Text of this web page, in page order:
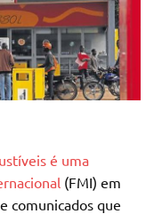
é uma
(FMI) em
comunicados que